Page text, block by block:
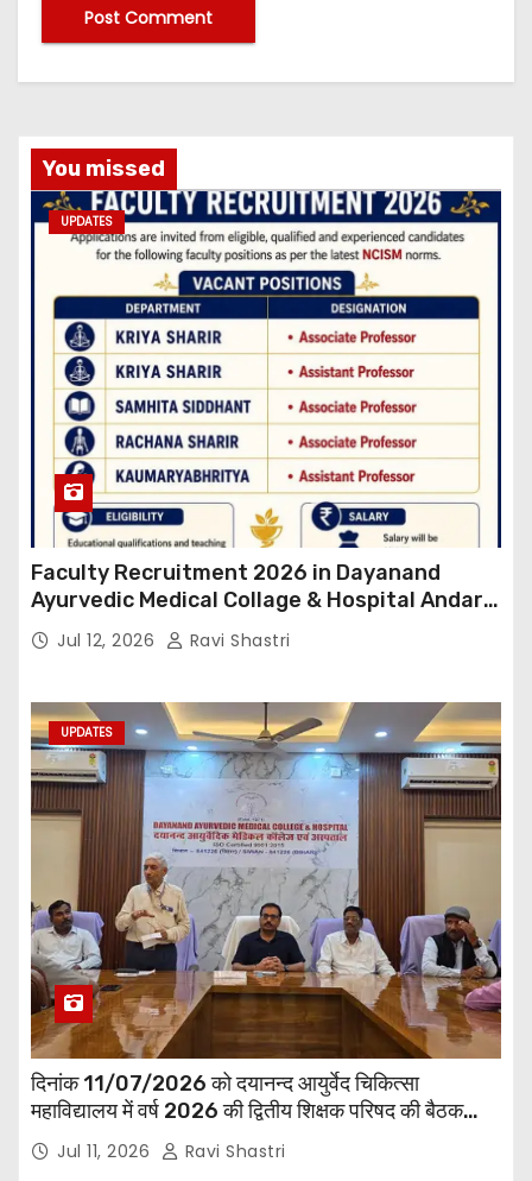
You missed
UPDATES
Faculty Recruitment 2026 in Dayanand
Ayurvedic Medical Collage & Hospital Andar
Road ,Siwan
Jul 12, 2026 Ravi Shastri
UPDATES
दिनांक 11/07/2026 को दयानन्द आयुर्वेद चिकित्सा
महाविद्यालय में वर्ष 2026 की द्वितीय शिक्षक परिषद की बैठक
प्राचार्य की अध्यक्षता में हुई। बैठक मे महाविद्यालय सभी
विभागाध्यक्ष एवं शिक्षक सम्मिलित हुए।
Jul 11, 2026 Ravi Shastri